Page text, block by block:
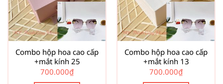
Combo hộp hoa cao cấp
+mắt kính 25
700.000₫
Combo hộp hoa cao cấp
+mắt kính 13
700.000₫